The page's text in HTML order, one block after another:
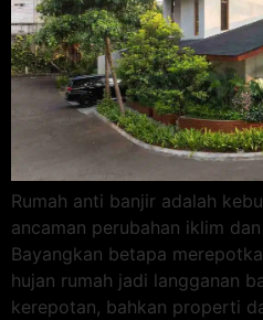
Rumah anti banjir adalah
ancaman perubahan iklim
Bayangkan betapa
hujan rumah jadi langganan
kerepotan, bahkan properti